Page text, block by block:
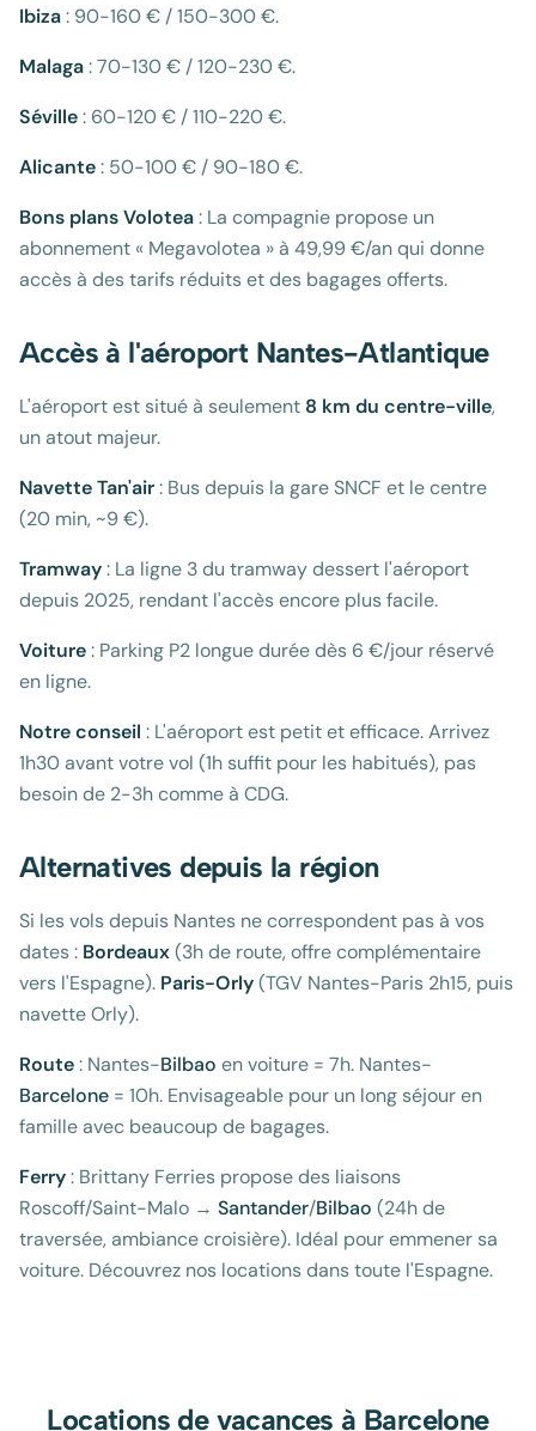
Ibiza: 90-160 € / 150-300 €.
Malaga: 70-130 € / 120-230 €.
Séville: 60-120 € / 110-220 €.
Alicante: 50-100 € / 90-180 €.
Bons plans Volotea: La compagnie propose un
abonnement « Megavolotea » à 49,99 €/an qui donne
accès à des tarifs réduits et des bagages offerts.
Accès à l'aéroport Nantes-Atlantique
L'aéroport est situé à seulement 8 km du centre-ville,
un atout majeur.
Navette Tan'air: Bus depuis la gare SNCF et le centre
(20 min, ~9 €).
Tramway: La ligne 3 du tramway dessert l'aéroport
depuis 2025, rendant l'accès encore plus facile.
Voiture: Parking P2 longue durée dès 6 €/jour réservé
en ligne.
Notre conseil : L'aéroport est petit et efficace. Arrivez
1h30 avant votre vol (1h suffit pour les habitués), pas
besoin de 2-3h comme à CDG.
Alternatives depuis la région
Si les vols depuis Nantes ne correspondent pas à vos
dates : Bordeaux(3h de route, offre complémentaire
vers l'Espagne). Paris-Orly(TGV Nantes-Paris 2h15, puis
navette Orly).
Route: Nantes-Bilbao en voiture = 7h. Nantes-
Barcelone = 10h. Envisageable pour un long séjour en
famille avec beaucoup de bagages.
Ferry: Brittany Ferries propose des liaisons
Roscoff/Saint-Malo → Santander/Bilbao (24h de
traversée, ambiance croisière). Idéal pour emmener sa
voiture. Découvrez nos locations dans toute l'Espagne.
Locations de vacances à Barcelone